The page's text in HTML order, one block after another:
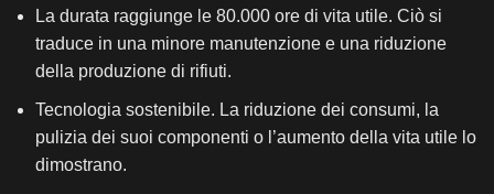
La durata raggiunge le 80.000 ore di vita utile. Ciò si
traduce in una minore manutenzione e una riduzione
della produzione di rifiuti.
Tecnologia sostenibile. La riduzione dei consumi, la
pulizia dei suoi componenti o l’aumento della vita utile lo
dimostrano.